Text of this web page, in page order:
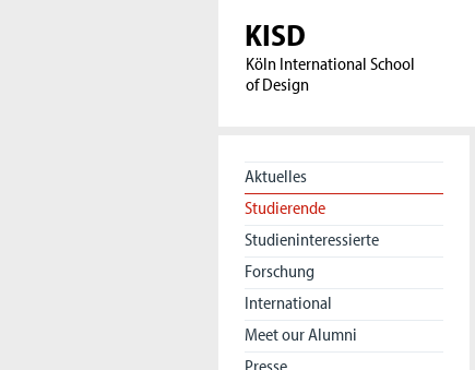
KISD
Köln International School
of Design
Aktuelles
Studierende
Studieninteressierte
Forschung
International
Meet our Alumni